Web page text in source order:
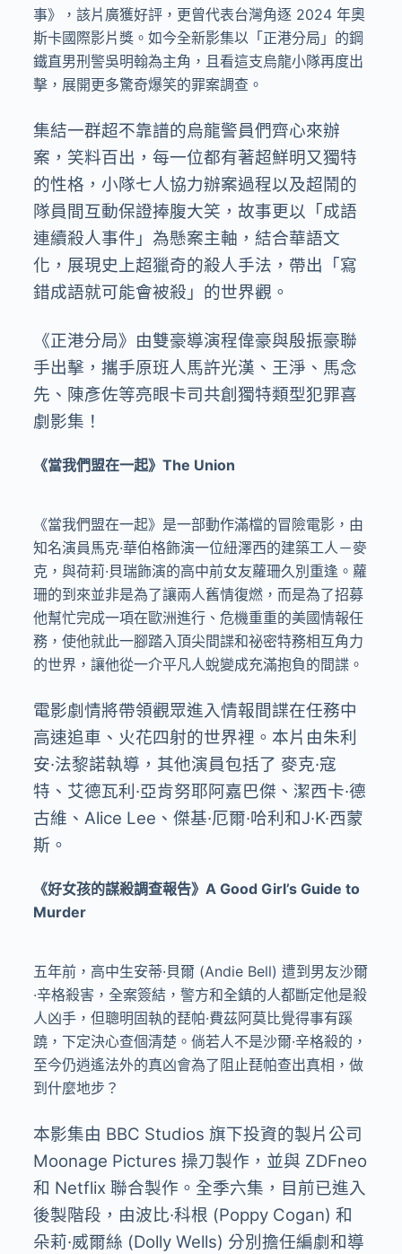
事》，該片廣獲好評，更曾代表台灣角逐 2024 年奧
斯卡國際影片獎。如今全新影集以「正港分局」的鋼
鐵直男刑警吳明翰為主角，且看這支烏龍小隊再度出
擊，展開更多驚奇爆笑的罪案調查。
集結一群超不靠譜的烏龍警員們齊心來辦
案，笑料百出，每一位都有著超鮮明又獨特
的性格，小隊七人協力辦案過程以及超鬧的
隊員間互動保證捧腹大笑，故事更以「成語
連續殺人事件」為懸案主軸，結合華語文
化，展現史上超獵奇的殺人手法，帶出「寫
錯成語就可能會被殺」的世界觀。
《正港分局》由雙豪導演程偉豪與殷振豪聯
手出擊，攜手原班人馬許光漢、王淨、馬念
先、陳彥佐等亮眼卡司共創獨特類型犯罪喜
劇影集！
《當我們盟在一起》The Union
《當我們盟在一起》是一部動作滿檔的冒險電影，由
知名演員馬克·華伯格飾演一位紐澤西的建築工人－麥
克，與荷莉·貝瑞飾演的高中前女友蘿珊久別重逢。蘿
珊的到來並非是為了讓兩人舊情復燃，而是為了招募
他幫忙完成一項在歐洲進行、危機重重的美國情報任
務，使他就此一腳踏入頂尖間諜和祕密特務相互角力
的世界，讓他從一介平凡人蛻變成充滿抱負的間諜。
電影劇情將帶領觀眾進入情報間諜在任務中
高速追車、火花四射的世界裡。本片由朱利
安·法黎諾執導，其他演員包括了 麥克·寇
特、艾德瓦利 ·亞肯努耶阿嘉巴傑、潔西卡·德
古維、 Alice Lee 、傑基·厄爾·哈利和J·K·西蒙
斯。
《好女孩的謀殺調查報告》A Good Girl’s Guide to
Murder
五年前，高中生安蒂·貝爾 (Andie Bell) 遭到男友沙爾
·辛格殺害，全案簽結，警方和全鎮的人都斷定他是殺
人凶手，但聰明固執的琵帕·費茲阿莫比覺得事有蹊
蹺，下定決心查個清楚。倘若人不是沙爾·辛格殺的，
至今仍逍遙法外的真凶會為了阻止琵帕查出真相，做
到什麼地步？
本影集由 BBC Studios 旗下投資的製片公司
Moonage Pictures 操刀製作，並與 ZDFneo
和 Netflix 聯合製作。全季六集，目前已進入
後製階段，由波比·科根 (Poppy Cogan) 和
朵莉·威爾絲 (Dolly Wells) 分別擔任編劇和導